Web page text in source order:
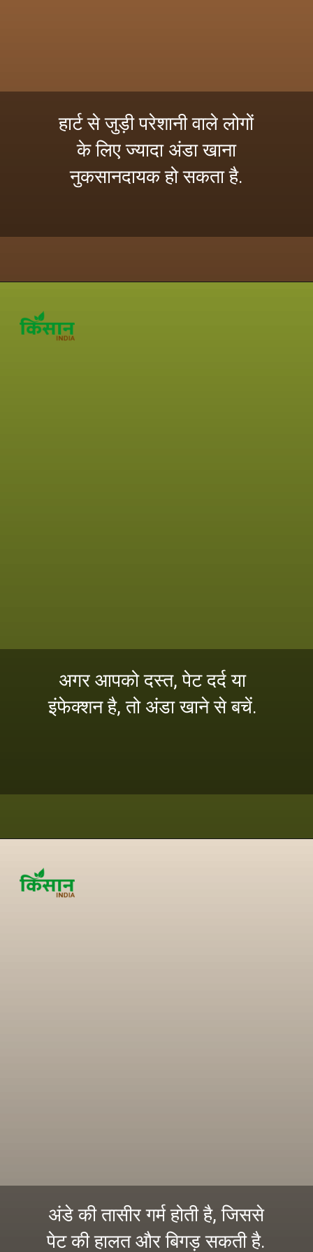
हार्ट से जुड़ी परेशानी वाले लोगों
के लिए ज्यादा अंडा खाना
नुकसानदायक हो सकता है.
अगर आपको दस्त, पेट दर्द या
इंफेक्शन है, तो अंडा खाने से बचें.
अंडे की तासीर गर्म होती है, जिससे
पेट की हालत और बिगड़ सकती है.